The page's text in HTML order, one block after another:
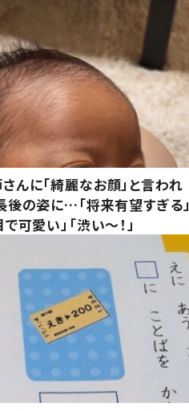
んに「綺麗なお顔」と言われ
後の姿に…「将来有望すぎる」
可愛い」「渋い～！」